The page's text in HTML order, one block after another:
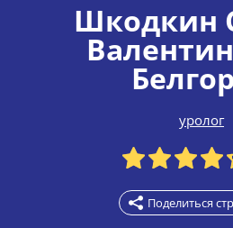
Шкодкин
уролог
Поделиться